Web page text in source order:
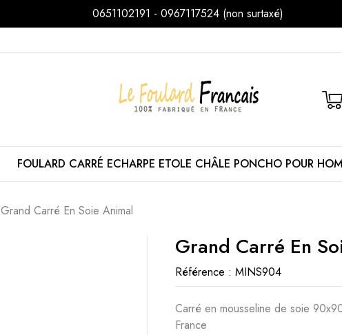
0651102191 - 0967117524 (non surtaxé)
FOULARD CARRÉ ECHARPE ETOLE CHÂLE PONCHO POUR
Grand Carré En Soie Animal
Grand Carré En
Référence : MINS904
Carré en mousseline de soie
France